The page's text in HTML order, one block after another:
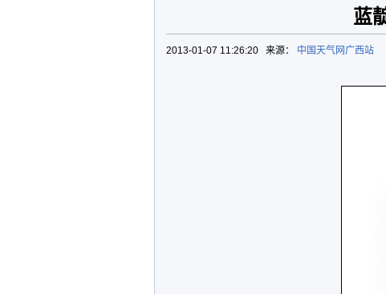
蓝
2013-01-07 11:26:20 来源： 中国天气网广西站